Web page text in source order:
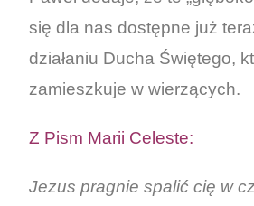
się dla nas dostępne już
działaniu Ducha Świętego,
zamieszkuje w wierzących.
Z Pism Marii Celeste:
Jezus pragnie spalić cię w